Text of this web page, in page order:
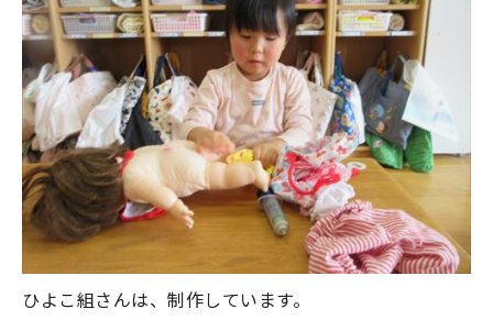
ひよこ組さんは、制作しています。